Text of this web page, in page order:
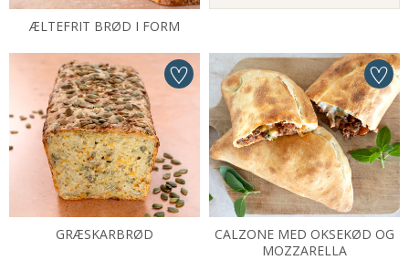
ÆLTEFRIT BRØD I FORM
GRÆSKARBRØD
CALZONE MED OKSEKØD OG
MOZZARELLA